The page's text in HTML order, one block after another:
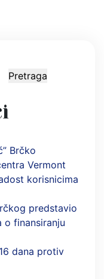
Pretraga
Brčko
Vermont
korisnicima
predstavio
o finansiranju
dana protiv